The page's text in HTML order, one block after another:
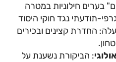
בערים חילוניות במטרה
תודעתי נגד חוקי היסוד
החדרת קצינים ובכירים
: הביקורת נשענת על